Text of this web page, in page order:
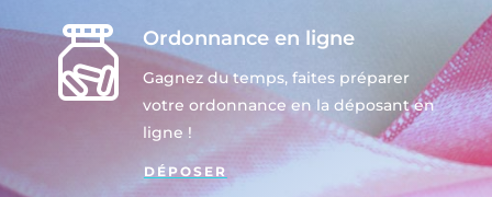
Ordonnance en ligne
Gagnez du temps, faites préparer
votre ordonnance en la déposant en
ligne !
DÉPOSER